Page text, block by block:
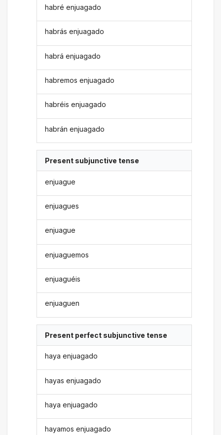
habré enjuagado
habrás enjuagado
habrá enjuagado
habremos enjuagado
habréis enjuagado
habrán enjuagado
Present subjunctive tense
enjuague
enjuagues
enjuague
enjuaguemos
enjuaguéis
enjuaguen
Present perfect subjunctive tense
haya enjuagado
hayas enjuagado
haya enjuagado
hayamos enjuagado